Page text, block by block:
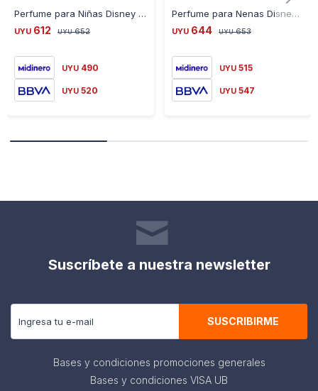
Perfume para Niñas Disney Minnie Splash +Shower Gel
UYU 612 UYU 652
UYU 490
UYU 520
Perfume para Nenas Disney Frozen B Splash + Shower Gel
UYU 644 UYU 653
UYU 515
UYU 547
Suscríbete a nuestra newsletter
SUSCRIBIRME
Bases y condiciones promociones generales
Bases y condiciones VISA UB